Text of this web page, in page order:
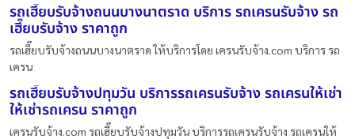
รถเฮี๊ยบรับจ้างถนนบางนาตราด บริการ รถเครนรับจ้าง รถ
เฮี๊ยบรับจ้าง ราคาถูก
รถเฮี๊ยบรับจ้างถนนบางนาตราด ให้บริการโดย เครนรับจ้าง.com บริการ รถ
เครน
รถเฮี๊ยบรับจ้างปทุมวัน บริการรถเครนรับจ้าง รถเครนให้เช่า
ให้เช่ารถเครน ราคาถูก
เครนรับจ้าง.com รถเฮี๊ยบรับจ้างปทุมวัน บริการรถเครนรับจ้าง รถเครนให้